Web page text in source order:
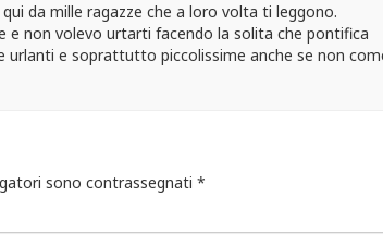
da mille ragazze che a loro volta ti leggono.
e non volevo urtarti facendo la solita che pontifica
urlanti e soprattutto piccolissime anche se non
sono contrassegnati *